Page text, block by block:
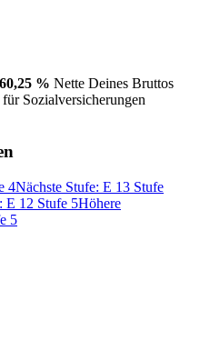
60,25 % Nette Deines Bruttos
Sozialversicherungen
4Nächste Stufe: E 13 Stufe
E 12 Stufe 5Höhere
5